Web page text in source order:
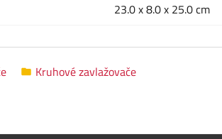
23.0 x 8.0 x 25.0 cm
Kruhové zavlažovače